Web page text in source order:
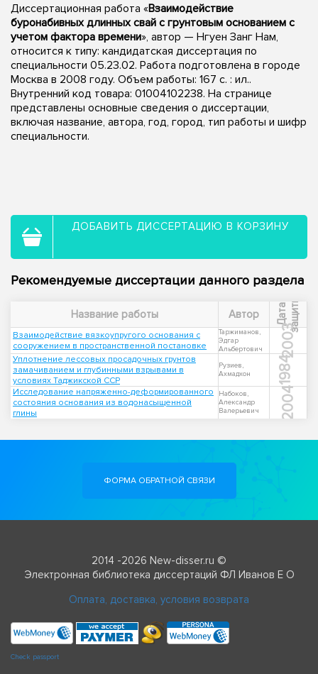
Диссертационная работа «Взаимодействие
буронабивных длинных свай с грунтовым основанием с
учетом фактора времени», автор — Нгуен Занг Нам,
относится к типу: кандидатская диссертация по
специальности 05.23.02. Работа подготовлена в городе
Москва в 2008 году. Объем работы: 167 с. : ил..
Внутренний код товара: 01004102238. На странице
представлены основные сведения о диссертации,
включая название, автора, год, город, тип работы и шифр
специальности.
ДОБАВИТЬ ДИССЕРТАЦИЮ В КОРЗИНУ
Рекомендуемые диссертации данного раздела
Название работы Автор Д
а
т
а
з
а
щ
и
ты
Взаимодействие вязкоупругого основания с
сооружением в пространственной постановке
Таржиманов,
Эдгар
Альбертович
2003
Уплотнение лессовых просадочных грунтов
замачиванием и глубинными взрывами в
условиях Таджикской ССР
Рузиев,
Ахмадхон
1984
Исследование напряженно-деформированного
состояния основания из водонасыщенной
глины
Набоков,
Александр
Валерьевич
2004
ФОРМА ОБРАТНОЙ СВЯЗИ
2014 -2026 New-disser.ru ©
Электронная библиотека диссертаций ФЛ Иванов Е О
Оплата, доставка, условия возврата
Check passport